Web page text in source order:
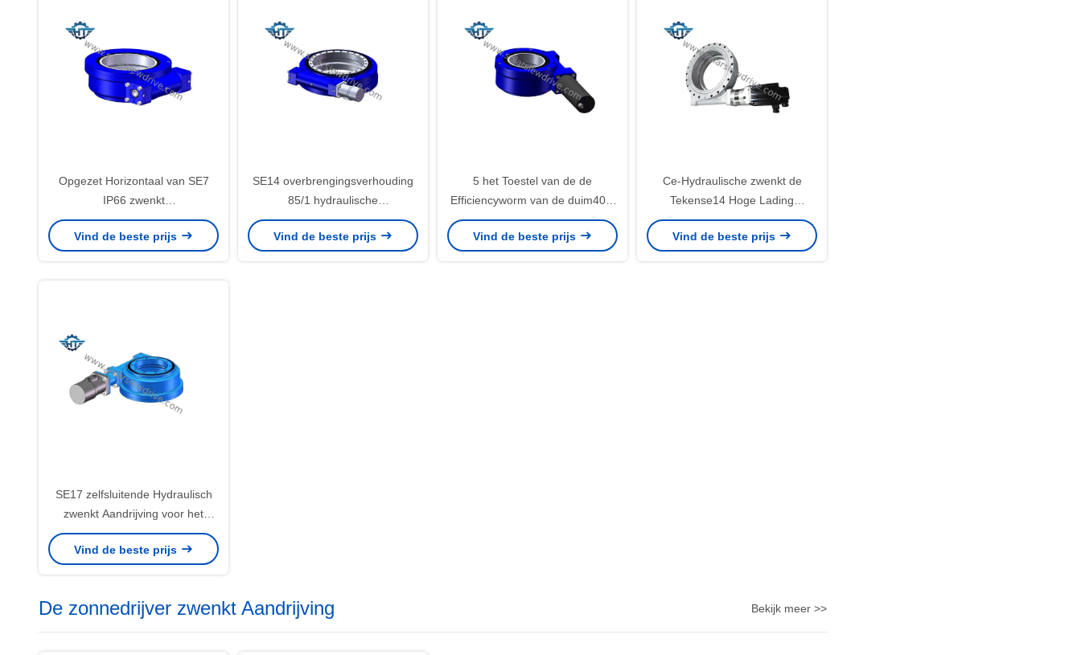
Opgezet Horizontaal van SE7
IP66 zwenkt
Aandrijvingsversnellingsbak met
Hydraulische Motor voor
Vind de beste prijs
SE14 overbrengingsverhouding
85/1 hydraulische
zwenkingaandrijving met grote
belasting voor kranen en
Vind de beste prijs
5 het Toestel van de de
Efficiencyworm van de duim40%
Transmissie zwenkt Aandrijving
met Hydraulische Motor voor
Vind de beste prijs
Ce-Hydraulische zwenkt de
Tekense14 Hoge Lading
Aandrijving die met Hydraulische
Toestelmotor wordt aangepast
Vind de beste prijs
SE17 zelfsluitende Hydraulisch
zwenkt Aandrijving voor het
Horizontale Enige Systeem van
de Asaaneenschakeling
Vind de beste prijs
De zonnedrijver zwenkt Aandrijving Bekijk meer >>